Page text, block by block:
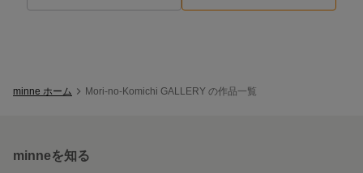
minne ホーム Mori-no-Komichi GALLERY の作品一覧
minneを知る